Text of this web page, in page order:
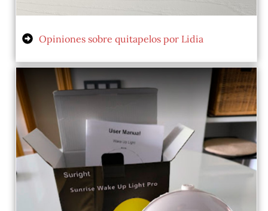
Opiniones sobre quitapelos por Lidia